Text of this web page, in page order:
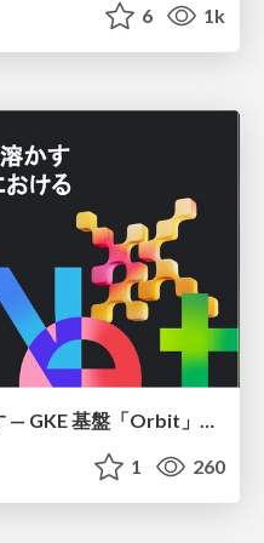
6 1k
認知負荷をGemini で溶かす — GKE 基盤「Orbit」における AI エージェントの実践
1 260